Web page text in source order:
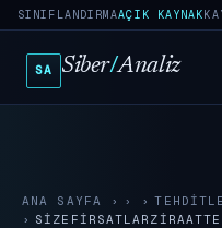
SINIFLANDIRMAAÇIK KAYNAK
SA Siber/Analiz
ANA SAYFA ›